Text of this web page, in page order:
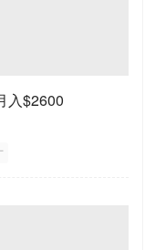
入$2600